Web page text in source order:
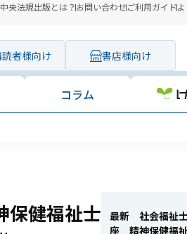
中央法規出版とは？お問い合わせご利用ガイド
読者様向け 書店様向け
コラム
健福祉士
最新 社会福祉
座 精神保健福